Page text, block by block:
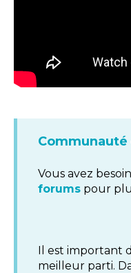
Vous avez
forumspour
Il est important
meilleur parti.